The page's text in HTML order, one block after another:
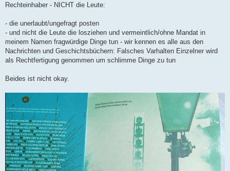
Rechteinhaber - NICHT die Leute:
- die unerlaubt/ungefragt posten
- und nicht die Leute die losziehen und vermeintlich/ohne Mandat in
meinem Namen fragwürdige Dinge tun - wir kennen es alle aus den
Nachrichten und Geschichtsbüchern: Falsches Varhalten Einzelner wird
als Rechtfertigung genommen um schlimme Dinge zu tun
Beides ist nicht okay.